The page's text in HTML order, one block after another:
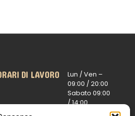
DI LAVORO
Lun / Ven –
09:00 /20:00
Sabato 09:00
/14:00